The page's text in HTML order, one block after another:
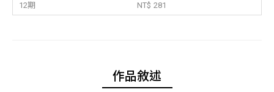
12期
NT$ 281
作品敘述